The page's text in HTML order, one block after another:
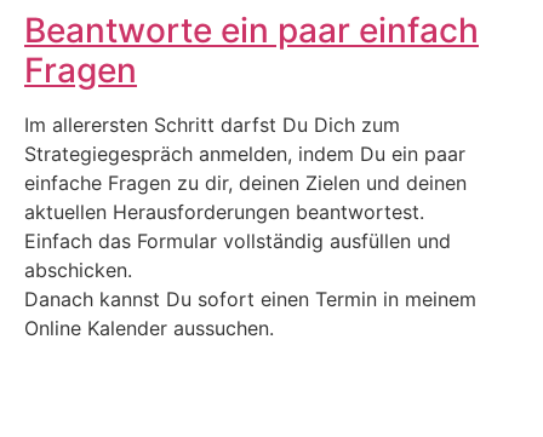
Beantworte ein paar einfach
Fragen
Im allerersten Schritt darfst Du Dich zum
Strategiegespräch anmelden, indem Du ein paar
einfache Fragen zu dir, deinen Zielen und deinen
aktuellen Herausforderungen beantwortest.
Einfach das Formular vollständig ausfüllen und
abschicken.
Danach kannst Du sofort einen Termin in meinem
Online Kalender aussuchen.